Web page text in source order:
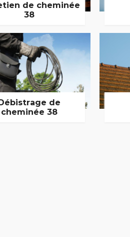
de cheminée
38
de
cheminée 38